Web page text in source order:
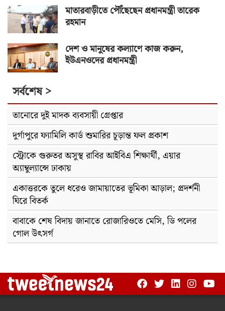
মাতারবাড়ীতে পৌঁছেছেন প্রধানমন্ত্রী তারেক
রহমান
দেশ ও মানুষের কল্যাণে কাজ করুন,
ইউএনওদের প্রধানমন্ত্রী
সর্বশেষ >
তানোরে দুই মাদক ব্যবসায়ী গ্রেপ্তার
দুর্গাপুরে ফ্যামিলি কার্ড শুমারির চূড়ান্ত ফল প্রকাশ
স্ট্রোকে গুরুতর অসুস্থ রাবির আইবিএ শিক্ষার্থী, এয়ার
অ্যাম্বুল্যান্সে ঢাকায়
একাত্তরকে তুলে ধরেও জামায়াতের ভূমিকা আড়াল; প্রদর্শনী
ঘিরে বিতর্ক
বাবাকে শেষ বিদায় জানাতে রোজারিওতে মেসি, ডি পলের
গোল উৎসর্গ